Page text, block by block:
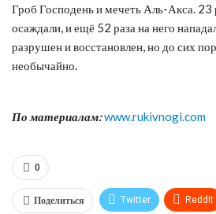
Гроб Господень и мечеть Аль-Акса. 23
осаждали, и ещё 52 раза на него
разрушен и восстановлен, но до сих
необычайно.
По материалам:www.rukivnogi.com
0
Поделиться Twitter ReddIt